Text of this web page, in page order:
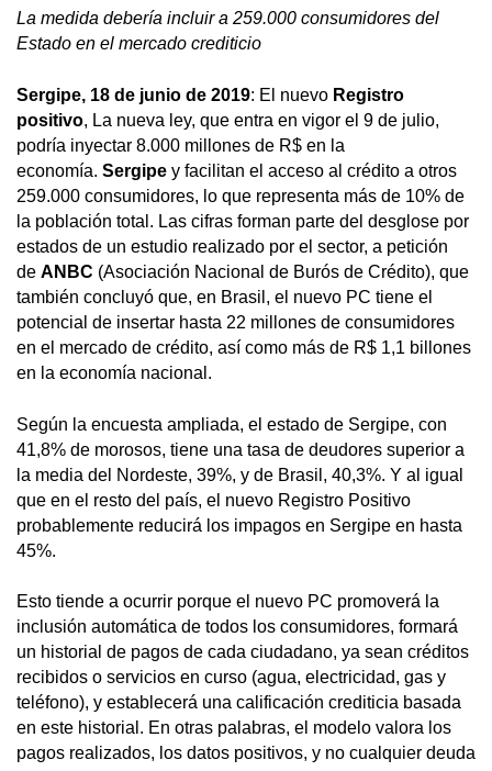
La medida debería incluir a 259.000 consumidores del
Estado en el mercado crediticio
Sergipe, 18 de junio de 2019: El nuevo Registro
positivo, La nueva ley, que entra en vigor el 9 de julio,
podría inyectar 8.000 millones de R$ en la
economía. Sergipe y facilitan el acceso al crédito a otros
259.000 consumidores, lo que representa más de 10% de
la población total. Las cifras forman parte del desglose por
estados de un estudio realizado por el sector, a petición
de ANBC (Asociación Nacional de Burós de Crédito), que
también concluyó que, en Brasil, el nuevo PC tiene el
potencial de insertar hasta 22 millones de consumidores
en el mercado de crédito, así como más de R$ 1,1 billones
en la economía nacional.
Según la encuesta ampliada, el estado de Sergipe, con
41,8% de morosos, tiene una tasa de deudores superior a
la media del Nordeste, 39%, y de Brasil, 40,3%. Y al igual
que en el resto del país, el nuevo Registro Positivo
probablemente reducirá los impagos en Sergipe en hasta
45%.
Esto tiende a ocurrir porque el nuevo PC promoverá la
inclusión automática de todos los consumidores, formará
un historial de pagos de cada ciudadano, ya sean créditos
recibidos o servicios en curso (agua, electricidad, gas y
teléfono), y establecerá una calificación crediticia basada
en este historial. En otras palabras, el modelo valora los
pagos realizados, los datos positivos, y no cualquier deuda